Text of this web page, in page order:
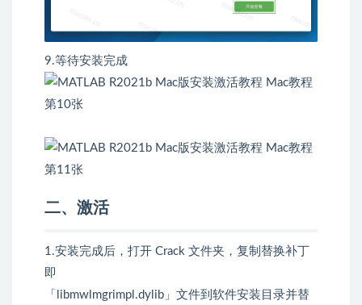
9.等待安装完成
二、激活
1.安装完成后，打开 Crack 文件夹，复制替换补丁
即
「libmwlmgrimpl.dylib」文件到软件安装目录并替